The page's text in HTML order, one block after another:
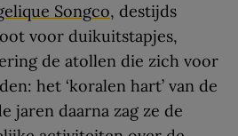
Songco, destijds
voor duikuitstapjes,
de atollen die zich voor
het ‘koralen hart’ van de
jaren daarna zag ze de